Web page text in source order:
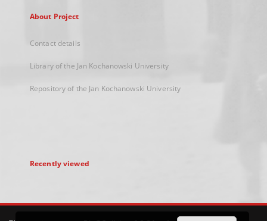
About Project
Contact details
Library of the Jan Kochanowski University
Repository of the Jan Kochanowski University
Recently viewed